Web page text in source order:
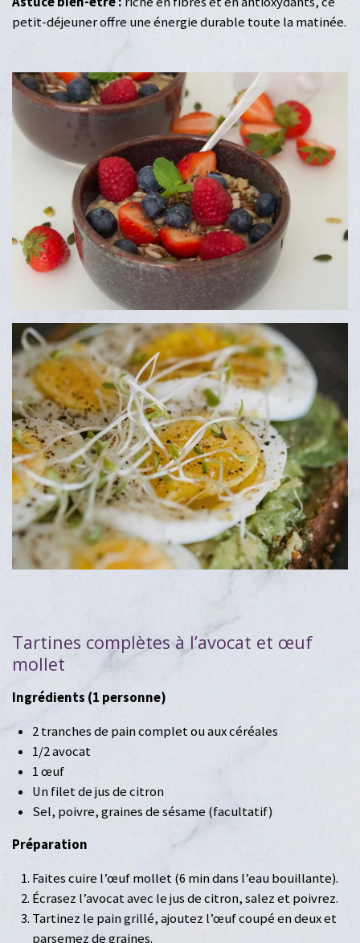
petit-déjeuner offre une énergie durable toute la matinée.
Tartines complètes à l’avocat et œuf
mollet
Ingrédients (1 personne)
2 tranches de pain complet ou aux céréales
1/2 avocat
1 œuf
Un filet de jus de citron
Sel, poivre, graines de sésame (facultatif)
Préparation
Faites cuire l’œuf mollet (6 min dans l’eau bouillante).
Écrasez l’avocat avec le jus de citron, salez et poivrez.
Tartinez le pain grillé, ajoutez l’œuf coupé en deux et
parsemez de graines.